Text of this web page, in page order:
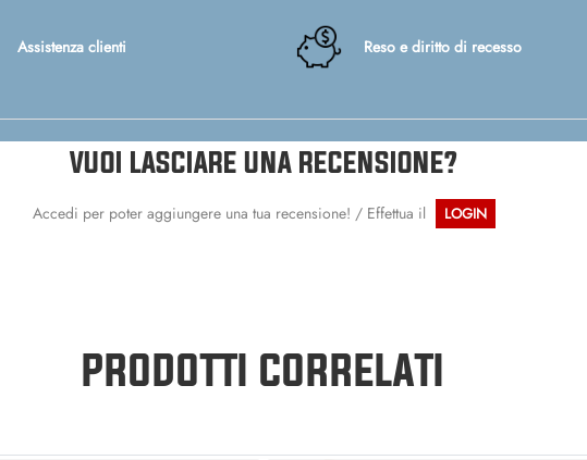
Assistenza clienti Reso e diritto di recesso
VUOI LASCIARE UNA RECENSIONE?
Accedi per poter aggiungere una tua recensione! / Effettua il LOGIN
PRODOTTI CORRELATI